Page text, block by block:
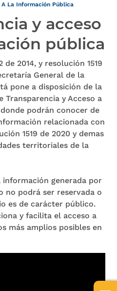
La Información Pública
y acceso
pública
de 2014, y resolución 1519
General de la
pone a disposición de la
Transparencia y Acceso a
podrán conocer de
relacionada con
1519 de 2020 y demas
territoriales de la
información generada por
no podrá ser reservada o
es de carácter público.
y facilita el acceso a
más amplios posibles en